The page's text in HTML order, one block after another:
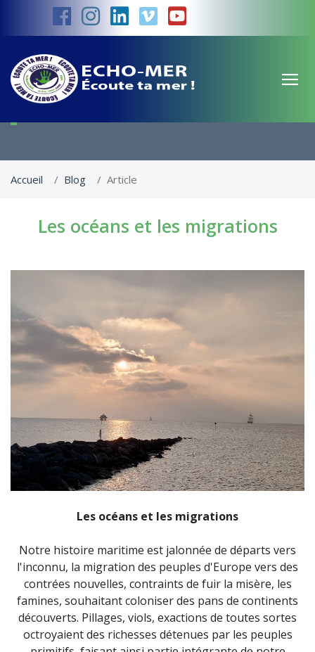
Les océans et les migrations
Accueil Blog Article
Les océans et les migrations
Les océans et les migrations
Notre histoire maritime est jalonnée de départs vers
l'inconnu, la migration des peuples d'Europe vers des
contrées nouvelles, contraints de fuir la misère, les
famines, souhaitant coloniser des pans de continents
découverts. Pillages, viols, exactions de toutes sortes
octroyaient des richesses détenues par les peuples